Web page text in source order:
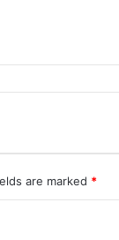
are marked *